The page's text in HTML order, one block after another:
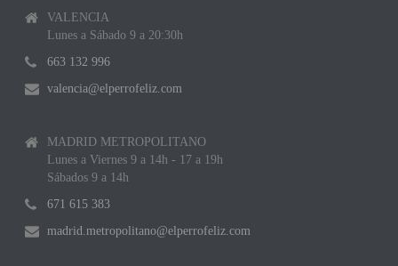
VALENCIA
Lunes a Sábado 9 a 20:30h
663 132 996
valencia@elperrofeliz.com
MADRID METROPOLITANO
Lunes a Viernes 9 a 14h - 17 a 19h
Sábados 9 a 14h
671 615 383
madrid.metropolitano@elperrofeliz.com